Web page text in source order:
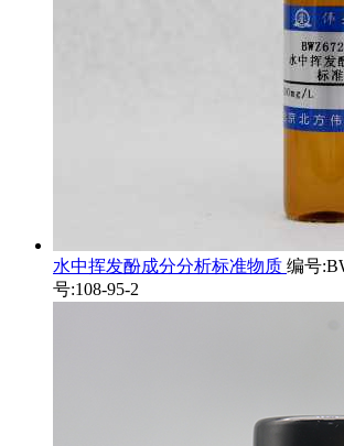
水中挥发酚成分分析标准物质 编号
号:108-95-2